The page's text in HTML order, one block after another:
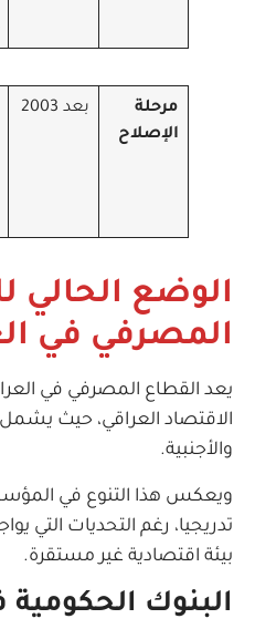
مرحلة
الإصلاح
بعد 2003
الوضع الحالي
المصرفي في
يعد القطاع المصرفي في
الاقتصاد العراقي، حيث يشمل
والأجنبية.
ويعكس هذا التنوع في
تدريجيا، رغم التحديات التي
بيئة اقتصادية غير مستقرة.
البنوك الحكومية